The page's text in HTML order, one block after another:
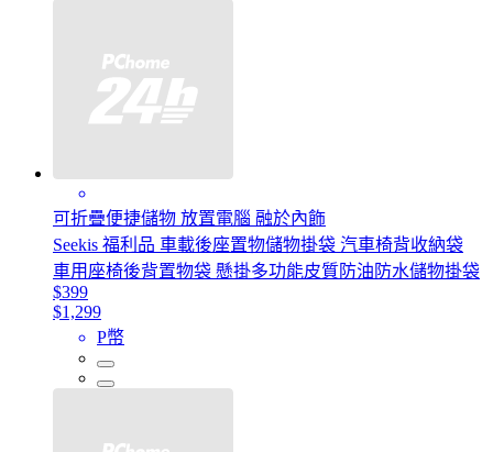
可折疊便捷儲物 放置電腦 融於內飾
Seekis 福利品 車載後座置物儲物掛袋 汽車椅背收納袋
車用座椅後背置物袋 懸掛多功能皮質防油防水儲物掛袋
$399
$1,299
P幣